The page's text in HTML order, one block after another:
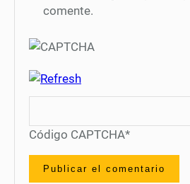
comente.
Código CAPTCHA*